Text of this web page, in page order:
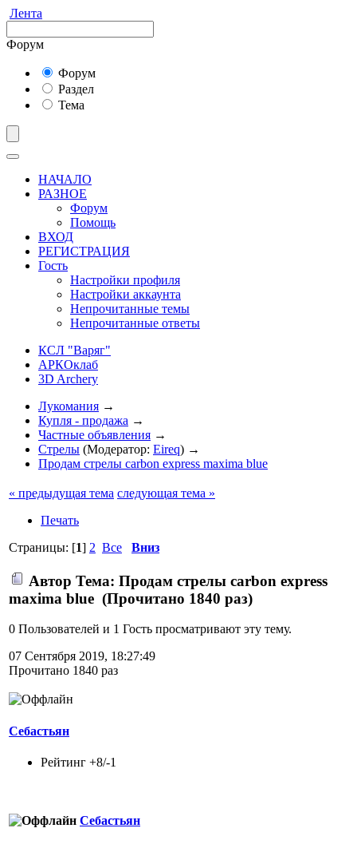
Лента
Форум
Форум
Раздел
Тема
НАЧАЛО
РАЗНОЕ
Форум
Помощь
ВХОД
РЕГИСТРАЦИЯ
Гость
Настройки профиля
Настройки аккаунта
Непрочитанные темы
Непрочитанные ответы
КСЛ "Варяг"
АРКОклаб
3D Archery
Лукомания →
Купля - продажа →
Частные объявления →
Стрелы (Модератор: Eireq) →
Продам стрелы carbon express maxima blue
« предыдущая тема следующая тема »
Печать
Страницы: [1] 2 Все Вниз
Автор Тема: Продам стрелы carbon express
maxima blue (Прочитано 1840 раз)
0 Пользователей и 1 Гость просматривают эту тему.
07 Сентября 2019, 18:27:49
Прочитано 1840 раз
Себастьян
Рейтинг +8/-1
Себастьян